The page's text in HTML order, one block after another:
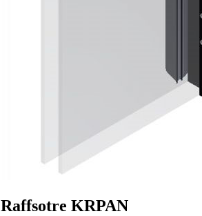
Raffsotre KRPAN